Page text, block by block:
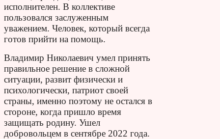
исполнителен. В коллективе
пользовался заслуженным
уважением. Человек, который всегда
готов прийти на помощь.
Владимир Николаевич умел принять
правильное решение в сложной
ситуации, развит физически и
психологически, патриот своей
страны, именно поэтому не остался в
стороне, когда пришло время
защищать родину. Ушел
добровольцем в сентябре 2022 года.